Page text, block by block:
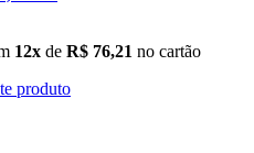
12x de R$ 76,21 no cartão
produto